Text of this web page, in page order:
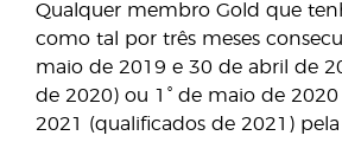
Qualquer membro Gold que
como tal por três meses
maio de 2019 e 30 de abril de
de 2020) ou 1° de maio de
2021 (qualificados de 2021)